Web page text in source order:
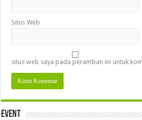
Situs Web
situs web saya pada peramban ini untuk
Event